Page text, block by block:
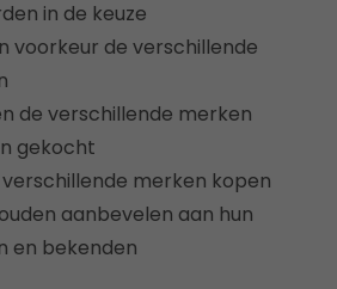
in de keuze
voorkeur de verschillende
de verschillende merken
gekocht
verschillende merken kopen
aanbevelen aan hun
en bekenden